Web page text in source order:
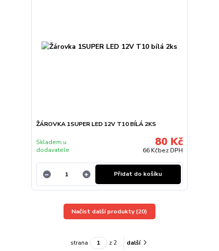
ŽÁROVKA 1SUPER LED 12V T10 BÍLÁ 2KS
80 Kč
66 Kčbez DPH
Skladem u
dodavatele
Přidat do košíku
Načíst další produkty (20)
strana z 2 další